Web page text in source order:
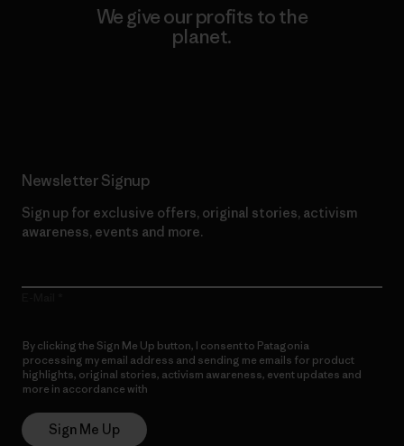
We give our profits to the
planet.
Newsletter Signup
Sign up for exclusive offers, original stories, activism
awareness, events and more.
By clicking the Sign Me Up button, I consent to Patagonia
processing my email address and sending me emails for product
highlights, original stories, activism awareness, event updates and
more in accordance with
Sign Me Up